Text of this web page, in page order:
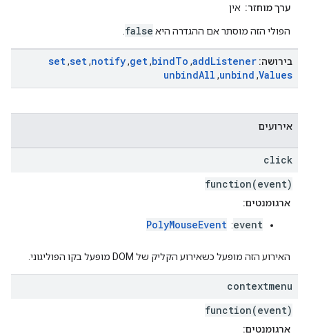
ערך מוחזר: אין
הפולי הזה מוסתר אם ההגדרה היא false
.
בירושה: addListener
,
bindTo
,
get
,
notify
,
set
,
set
Values
,
unbind
,
unbindAll
אירועים
click
function(event)
ארגומנטים:
event
:
PolyMouseEvent
האירוע הזה מופעל כשאירוע הקליק של DOM מופעל בקו הפוליגוני.
contextmenu
function(event)
ארגומנטים: